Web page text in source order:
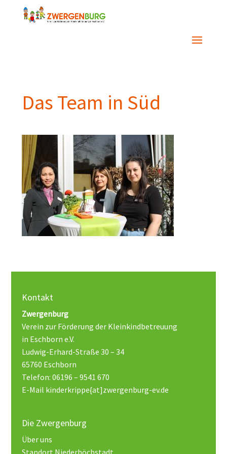
Das Team in Süd
Kontakt
Zwergenburg
Verein zur Förderung der Kleinkindbetreuung
in Eschborn e.V.
Ludwig-Erhard-Straße 30 – 34
65760 Eschborn
Telefon: 06196 – 9541 670
E-Mail kinderkrippe{at]zwergenburg-ev.de
Die Zwergenburg
Über uns
Standort Niederhöchstadt